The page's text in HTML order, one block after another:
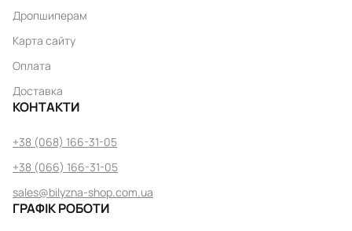
Дропшиперам
Карта сайту
Оплата
Доставка
КОНТАКТИ
+38 (068) 166-31-05
+38 (066) 166-31-05
sales@bilyzna-shop.com.ua
ГРАФІК РОБОТИ